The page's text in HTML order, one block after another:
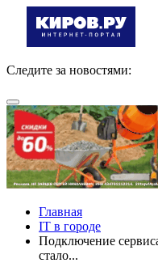
Следите за новостями:
Главная
IT в городе
Подключение
стало...